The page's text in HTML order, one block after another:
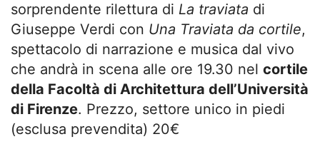
sorprendente rilettura di La traviata di
Giuseppe Verdi con Una Traviata da cortile,
spettacolo di narrazione e musica dal vivo
che andrà in scena alle ore 19.30 nel cortile
della Facoltà di Architettura dell’Università
di Firenze. Prezzo, settore unico in piedi
(esclusa prevendita) 20€